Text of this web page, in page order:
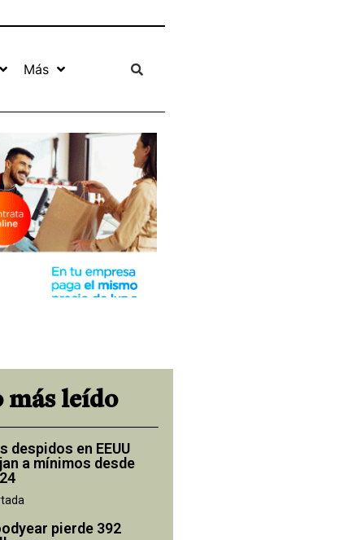
Más
más leído
despidos en EEUU
a mínimos desde
pierde 392